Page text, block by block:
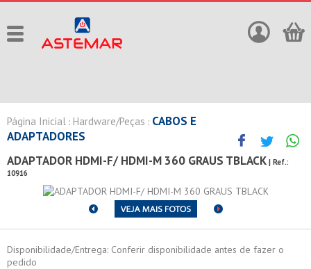
Página Inicial : Hardware/Peças : CABOS E
ADAPTADORES
ADAPTADOR HDMI-F/ HDMI-M 360 GRAUS TBLACK | Ref.:
10916
Disponibilidade/Entrega: Conferir disponibilidade antes de fazer o
pedido